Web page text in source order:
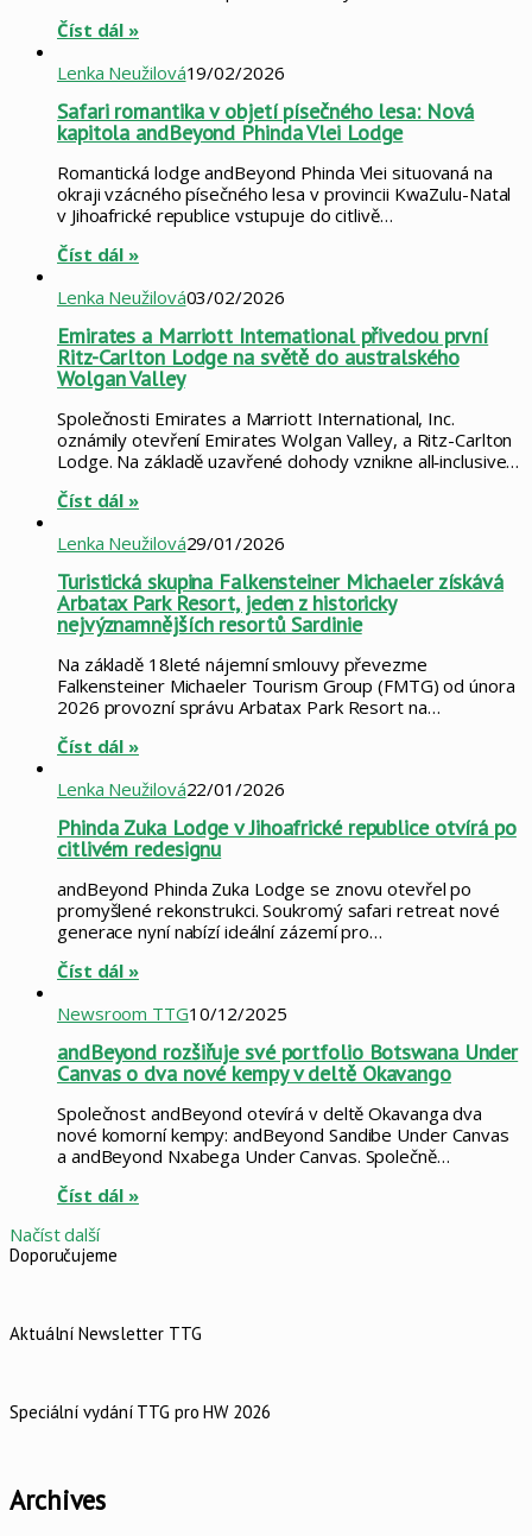
Číst dál »
Lenka Neužilová19/02/2026
Safari romantika v objetí písečného lesa: Nová
kapitola andBeyond Phinda Vlei Lodge
Romantická lodge andBeyond Phinda Vlei situovaná na
okraji vzácného písečného lesa v provincii KwaZulu-Natal
v Jihoafrické republice vstupuje do citlivě…
Číst dál »
Lenka Neužilová03/02/2026
Emirates a Marriott International přivedou první
Ritz-Carlton Lodge na světě do australského
Wolgan Valley
Společnosti Emirates a Marriott International, Inc.
oznámily otevření Emirates Wolgan Valley, a Ritz-Carlton
Lodge. Na základě uzavřené dohody vznikne all‑inclusive…
Číst dál »
Lenka Neužilová29/01/2026
Turistická skupina Falkensteiner Michaeler získává
Arbatax Park Resort, jeden z historicky
nejvýznamnějších resortů Sardinie
Na základě 18leté nájemní smlouvy převezme
Falkensteiner Michaeler Tourism Group (FMTG) od února
2026 provozní správu Arbatax Park Resort na…
Číst dál »
Lenka Neužilová22/01/2026
Phinda Zuka Lodge v Jihoafrické republice otvírá po
citlivém redesignu
andBeyond Phinda Zuka Lodge se znovu otevřel po
promyšlené rekonstrukci. Soukromý safari retreat nové
generace nyní nabízí ideální zázemí pro…
Číst dál »
Newsroom TTG10/12/2025
andBeyond rozšiřuje své portfolio Botswana Under
Canvas o dva nové kempy v deltě Okavango
Společnost andBeyond otevírá v deltě Okavanga dva
nové komorní kempy: andBeyond Sandibe Under Canvas
a andBeyond Nxabega Under Canvas. Společně…
Číst dál »
Načíst další
Doporučujeme
Aktuální Newsletter TTG
Speciální vydání TTG pro HW 2026
Archives